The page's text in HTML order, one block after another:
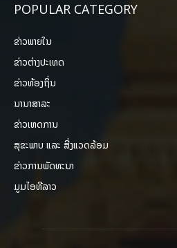
POPULAR CATEGORY
ຂ່າວພາຍ​ໃນ
ຂ່າວຕ່າງປະເທດ
ຂ່າວທ້ອງຖິ່ນ
ນານາສາລະ
ຂ່າວເຫດການ
ສຸຂະພາບ ແລະ ສີ່ງແວດລ້ອມ
ຂ່າວການພັດທະນາ
ມູມໄອທີລາວ